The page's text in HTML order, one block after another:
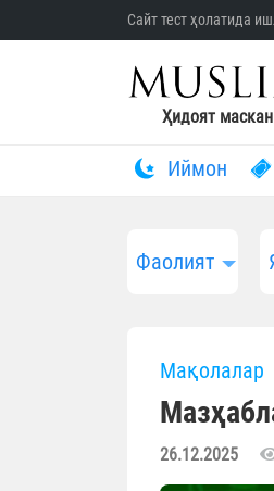
Сайт тест ҳолатида
Ҳидоят
Иймон
Фаолият
Мақолалар
26.12.2025